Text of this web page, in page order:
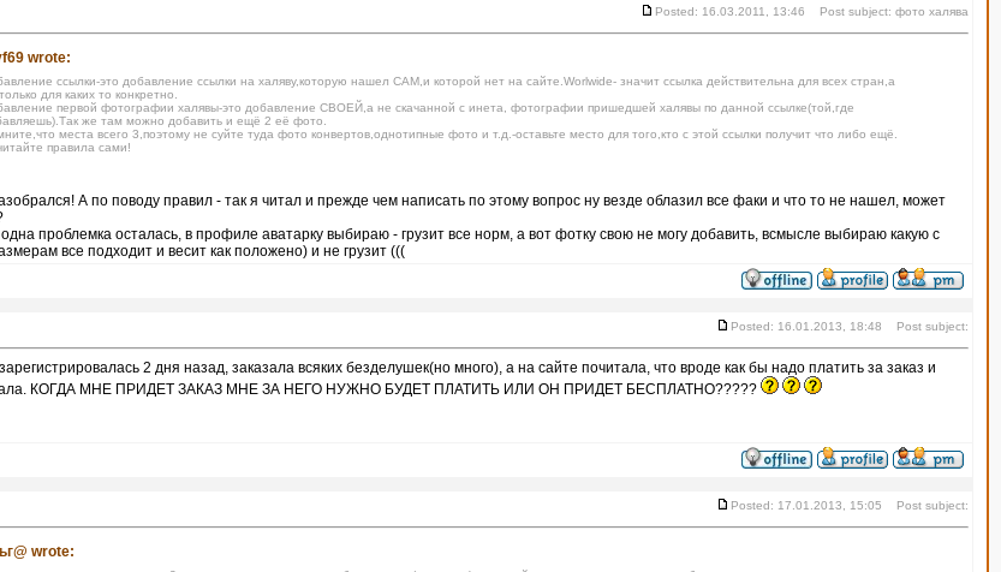
Posted: 16.03.2011, 13:46 Post subject: фото халява
wrote:
ссылки-это добавление ссылки на халяву,которую нашел САМ,и которой нет на сайте.Worlwide- значит ссылка действительна для всех стран,а
для каких то конкретно.
первой фотографии халявы-это добавление СВОЕЙ,а не скачанной с инета, фотографии пришедшей халявы по данной ссылке(той,где
же там можно добавить и ещё 2 её фото.
места всего 3,поэтому не суйте туда фото конвертов,однотипные фото и т.д.-оставьте место для того,кто с этой ссылки получит что либо ещё.
правила сами!
А по поводу правил - так я читал и прежде чем написать по этому вопрос ну везде облазил все факи и что то не нашел, может
проблемка осталась, в профиле аватарку выбираю - грузит все норм, а вот фотку свою не могу добавить, всмысле выбираю какую с
все подходит и весит как положено) и не грузит (((
Posted: 16.01.2013, 18:48 Post subject:
2 дня назад, заказала всяких безделушек(но много), а на сайте почитала, что вроде как бы надо платить за заказ и
КОГДА МНЕ ПРИДЕТ ЗАКАЗ МНЕ ЗА НЕГО НУЖНО БУДЕТ ПЛАТИТЬ ИЛИ ОН ПРИДЕТ БЕСПЛАТНО?????
Posted: 17.01.2013, 15:05 Post subject:
wrote: